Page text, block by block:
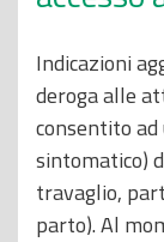
Indicazioni
deroga alle
consentito ad
sintomatico)
travaglio,
parto). Al